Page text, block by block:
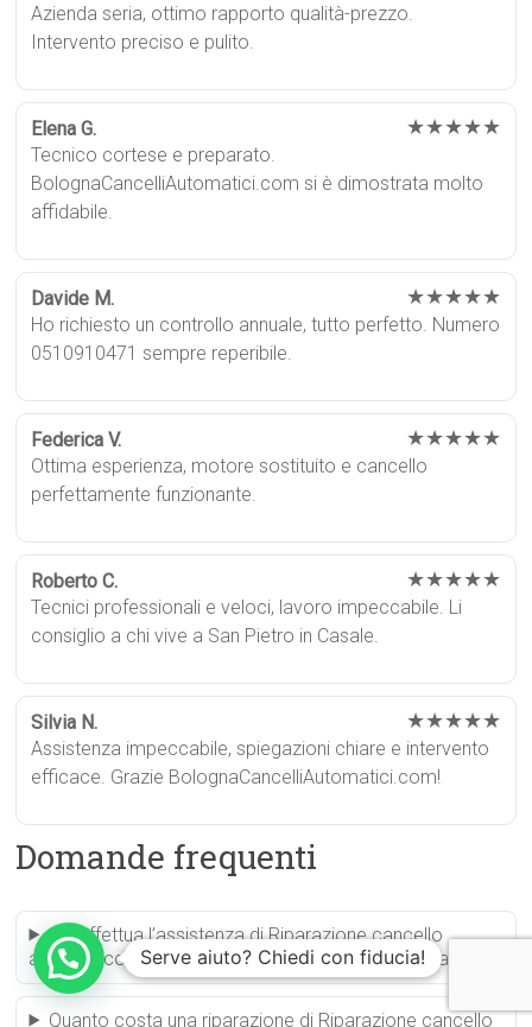
Azienda seria, ottimo rapporto qualità-prezzo.
Intervento preciso e pulito.
Elena G. ★★★★★
Tecnico cortese e preparato.
BolognaCancelliAutomatici.com si è dimostrata molto
affidabile.
Davide M. ★★★★★
Ho richiesto un controllo annuale, tutto perfetto. Numero
0510910471 sempre reperibile.
Federica V. ★★★★★
Ottima esperienza, motore sostituito e cancello
perfettamente funzionante.
Roberto C. ★★★★★
Tecnici professionali e veloci, lavoro impeccabile. Li
consiglio a chi vive a San Pietro in Casale.
Silvia N. ★★★★★
Assistenza impeccabile, spiegazioni chiare e intervento
efficace. Grazie BolognaCancelliAutomatici.com!
Domande frequenti
Chi effettua l’assistenza di Riparazione cancello
automatico San Pietro in Casale a San Pietro in Casale?
Quanto costa una riparazione di Riparazione cancello
Serve aiuto? Chiedi con fiducia!